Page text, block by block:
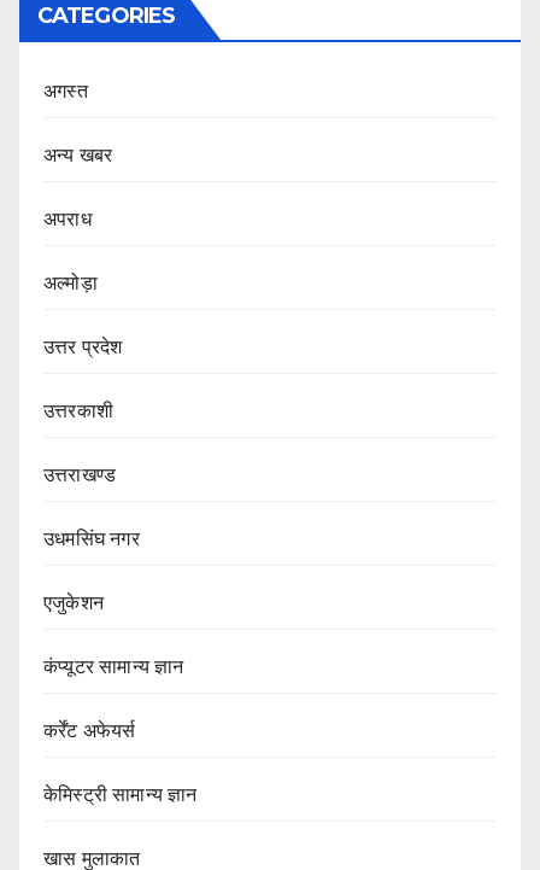
CATEGORIES
अगस्त
अन्य खबर
अपराध
अल्मोड़ा
उत्तर प्रदेश
उत्तरकाशी
उत्तराखण्ड
उधमसिंघ नगर
एजुकेशन
कंप्यूटर सामान्य ज्ञान
कर्रेंट अफेयर्स
केमिस्ट्री सामान्य ज्ञान
खास मुलाकात